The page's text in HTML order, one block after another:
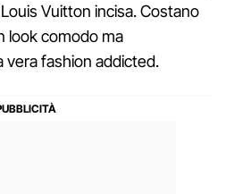
Vuitton incisa. Costano
look comodo ma
vera fashion addicted.